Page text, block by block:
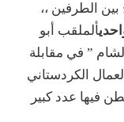
بين الطرفين ،،
ألملقب أبو
” في مقابلة
الكردستاني
فيها عدد كبير